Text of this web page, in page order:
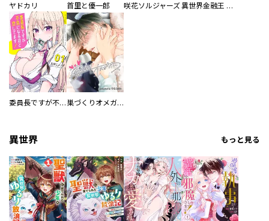
ヤドカリ 首里と優一郎 咲花ソルジャーズ 異世界金融王 ～クローネ・ゴルディオンの覇道～
委員長ですが不良になるほど恋してます！ 巣づくりオメガバース
異世界 もっと見る